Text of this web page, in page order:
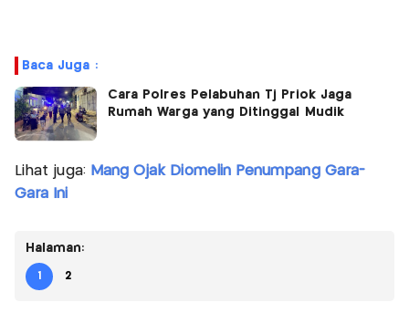
Baca Juga :
Cara Polres Pelabuhan Tj Priok Jaga
Rumah Warga yang Ditinggal Mudik
Lihat juga: Mang Ojak Diomelin Penumpang Gara-
Gara Ini
Halaman:
1 2